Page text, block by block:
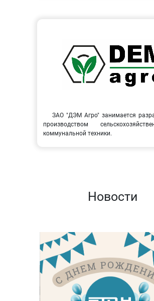
ЗАО "ДЭМ Агро" занимается
производством
коммунальной техники.
Новости